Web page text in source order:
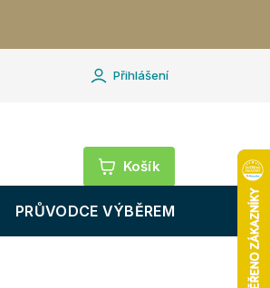
Přihlášení
Nákupní
košík
PRŮVODCE VÝBĚREM